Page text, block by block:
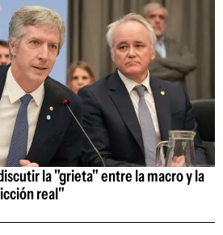
la "grieta" entre la macro y la
real"